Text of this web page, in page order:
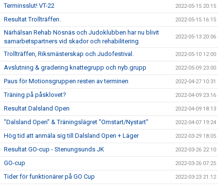
Terminsslut! VT-22 2022-05-15 20:15
Resultat Trollträffen. 2022-05-15 16:15
Närhälsan Rehab Nösnäs och Judoklubben har nu blivit
samarbetspartners vid skador och rehabilitering
2022-05-13 20:06
Trollträffen, Riksmästerskap och Judofestival. 2022-05-10 12:00
Avslutning & gradering knattegrupp och nyb.grupp 2022-05-09 23:00
Paus för Motionsgruppen resten av terminen 2022-04-27 10:31
Träning på påsklovet? 2022-04-09 23:16
Resultat Dalsland Open 2022-04-09 18:13
"Dalsland Open" & Träningslägret "Omstart/Nystart" 2022-04-07 19:24
Hög tid att anmäla sig till Dalsland Open + Läger 2022-03-29 18:05
Resultat GO-cup - Stenungsunds JK 2022-03-26 22:10
GO-cup 2022-03-26 07:25
Tider för funktionärer på GO Cup 2022-03-23 21:12